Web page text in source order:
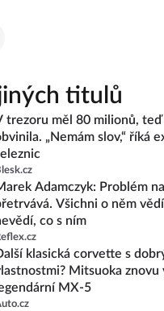
titulů
trezoru měl 80 milionů,
„Nemám slov,“ říká
Adamczyk: Problém
Všichni o něm
co s ním
klasická corvette s
Mitsuoka znovu
MX-5